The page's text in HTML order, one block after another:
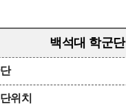
백석대 학군단
위치